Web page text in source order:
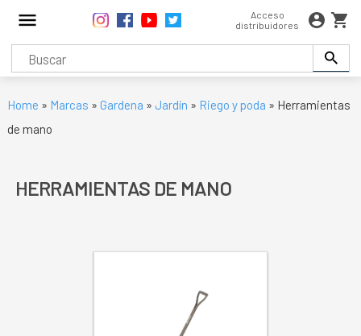
Acceso
distribuidores
Home » Marcas » Gardena » Jardín » Riego y poda » Herramientas
de mano
HERRAMIENTAS DE MANO